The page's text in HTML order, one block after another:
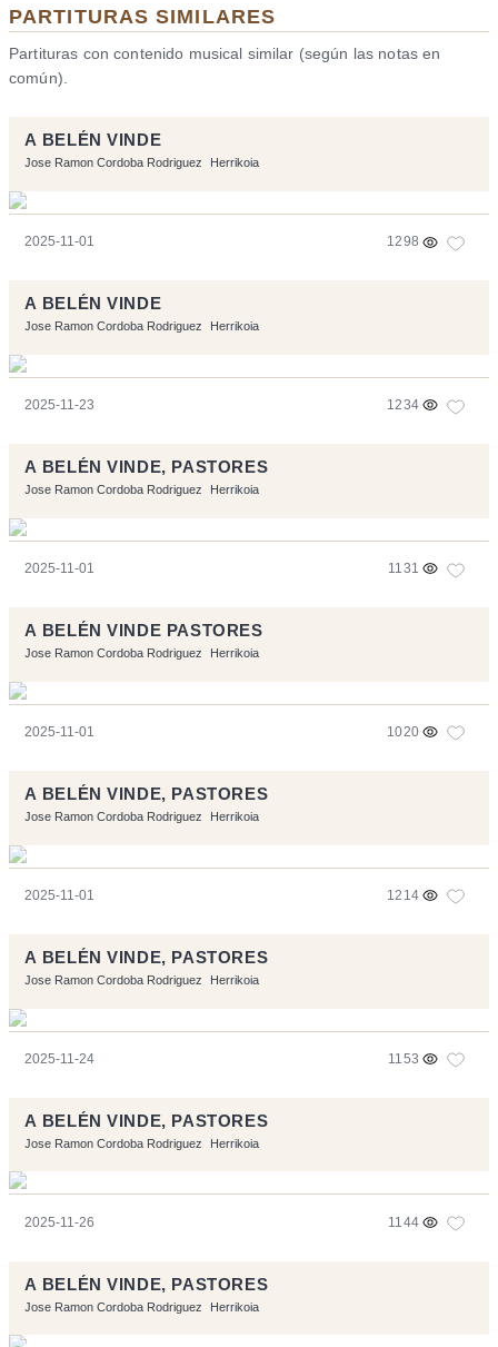
PARTITURAS SIMILARES
Partituras con contenido musical similar (según las notas en
común).
A BELÉN VINDE
Jose Ramon Cordoba Rodriguez Herrikoia
2025-11-01 1298
A BELÉN VINDE
Jose Ramon Cordoba Rodriguez Herrikoia
2025-11-23 1234
A BELÉN VINDE, PASTORES
Jose Ramon Cordoba Rodriguez Herrikoia
2025-11-01 1131
A BELÉN VINDE PASTORES
Jose Ramon Cordoba Rodriguez Herrikoia
2025-11-01 1020
A BELÉN VINDE, PASTORES
Jose Ramon Cordoba Rodriguez Herrikoia
2025-11-01 1214
A BELÉN VINDE, PASTORES
Jose Ramon Cordoba Rodriguez Herrikoia
2025-11-24 1153
A BELÉN VINDE, PASTORES
Jose Ramon Cordoba Rodriguez Herrikoia
2025-11-26 1144
A BELÉN VINDE, PASTORES
Jose Ramon Cordoba Rodriguez Herrikoia